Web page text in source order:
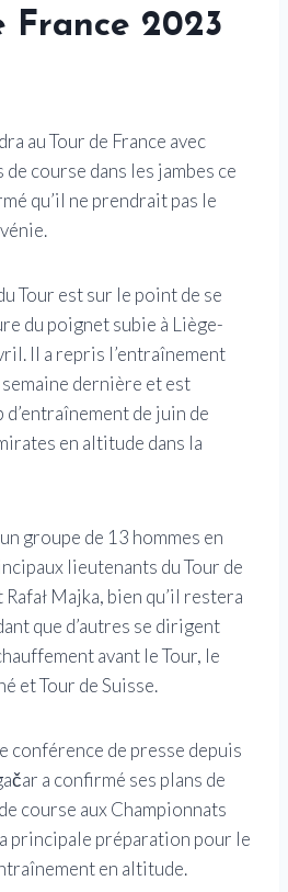
France 2023
au Tour de France avec
course dans les jambes ce
qu’il ne prendrait pas le
Tour est sur le point de se
du poignet subie à Liège-
Il a repris l’entraînement
dernière et est
de juin de
en altitude dans la
groupe de 13 hommes en
lieutenants du Tour de
Majka, bien qu’il restera
que d’autres se dirigent
avant le Tour, le
et Tour de Suisse.
conférence de presse depuis
a confirmé ses plans de
course aux Championnats
principale préparation pour le
en altitude.